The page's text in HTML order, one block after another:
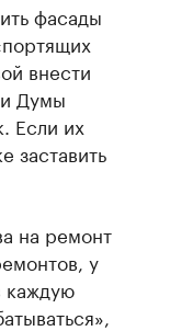
фасады
внести
Думы
Если их
заставить
на ремонт
у
каждую